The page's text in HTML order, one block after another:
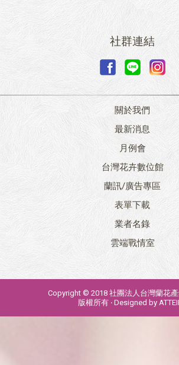
社群連結
關於我們
最新消息
月例會
台灣花卉數位館
蘭訊/廣告專區
表單下載
業者名錄
雲端戰情室
Copyright © 2018 社團法人台灣蘭花
版權所有 ‧ Designed by